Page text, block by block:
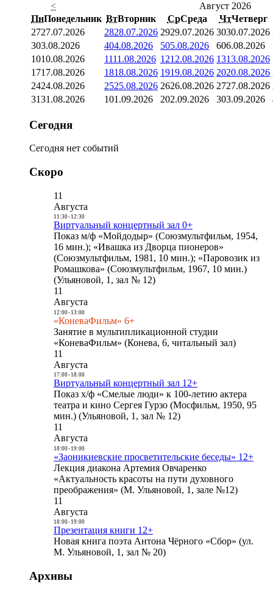
<
Август 2026
ПнПонедельник ВтВторник СрСреда ЧтЧетверг
2727.07.2026 2828.07.2026 2929.07.2026 3030.07.2026
303.08.2026 404.08.2026 505.08.2026 606.08.2026
1010.08.2026 1111.08.2026 1212.08.2026 1313.08.2026
1717.08.2026 1818.08.2026 1919.08.2026 2020.08.2026
2424.08.2026 2525.08.2026 2626.08.2026 2727.08.2026
3131.08.2026 101.09.2026 202.09.2026 303.09.2026
Сегодня
Сегодня нет событий
Скоро
11
Августа
11:30- 12:30
Виртуальный концертный зал 0+
Показ м/ф «Мойдодыр» (Союзмультфильм, 1954,
16 мин.); «Ивашка из Дворца пионеров»
(Союзмультфильм, 1981, 10 мин.); «Паровозик из
Ромашкова» (Союзмультфильм, 1967, 10 мин.)
(Ульяновой, 1, зал № 12)
11
Августа
12:00- 13:00
«КоневаФильм» 6+
Занятие в мультипликационной студии
«КоневаФильм» (Конева, 6, читальный зал)
11
Августа
17:00- 18:00
Виртуальный концертный зал 12+
Показ х/ф «Смелые люди» к 100-летию актера
театра и кино Сергея Гурзо (Мосфильм, 1950, 95
мин.) (Ульяновой, 1, зал № 12)
11
Августа
18:00- 19:00
«Заоникиевские просветительские беседы» 12+
Лекция диакона Артемия Овчаренко
«Актуальность красоты на пути духовного
преображения» (М. Ульяновой, 1, зале №12)
11
Августа
18:00- 19:00
Презентация книги 12+
Новая книга поэта Антона Чёрного «Сбор» (ул.
М. Ульяновой, 1, зал № 20)
Архивы